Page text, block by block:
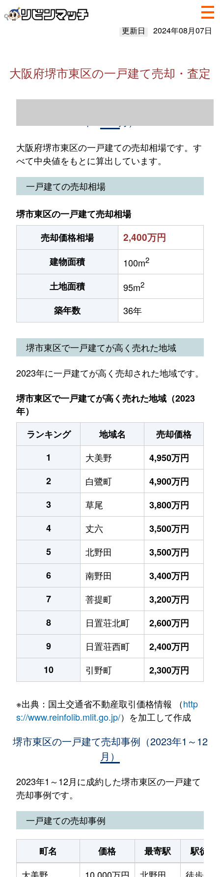
更新日 2024年08月07日
大阪府堺市東区の一戸建て売却・査定
大阪府堺市東区の一戸建ての売却相場です。す
べて中央値をもとに算出しています。
一戸建ての売却相場
堺市東区の一戸建て売却相場
売却価格相場
2,400万円
建物面積 100m2
土地面積 95m2
築年数 36年
堺市東区で一戸建てが高く売れた地域
2023年に一戸建てが高く売却された地域です。
堺市東区で一戸建てが高く売れた地域（2023
年）
ランキング
地域名
売却価格
1
大美野
4,950万円
2
白鷺町
4,900万円
3
草尾
3,800万円
4
丈六
3,500万円
5
北野田
3,500万円
6
南野田
3,400万円
7
菩提町
3,200万円
8
日置荘北町
2,600万円
9
日置荘西町
2,400万円
10
引野町 2,300万円
※出典：国土交通省不動産取引価格情報 （http
s://www.reinfolib.mlit.go.jp/）を加工して作成
堺市東区の一戸建て売却事例（2023年1～12
月）
2023年1～12月に成約した堺市東区の一戸建て
売却事例です。
一戸建ての売却事例
町名 価格 最寄駅
駅徒歩